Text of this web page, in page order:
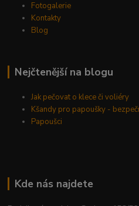
Fotogalerie
Kontakty
Blog
Nejčtenější na blogu
Jak pečovat o klece či voliéry
Kšandy pro papoušky -
Papoušci
Kde nás najdete